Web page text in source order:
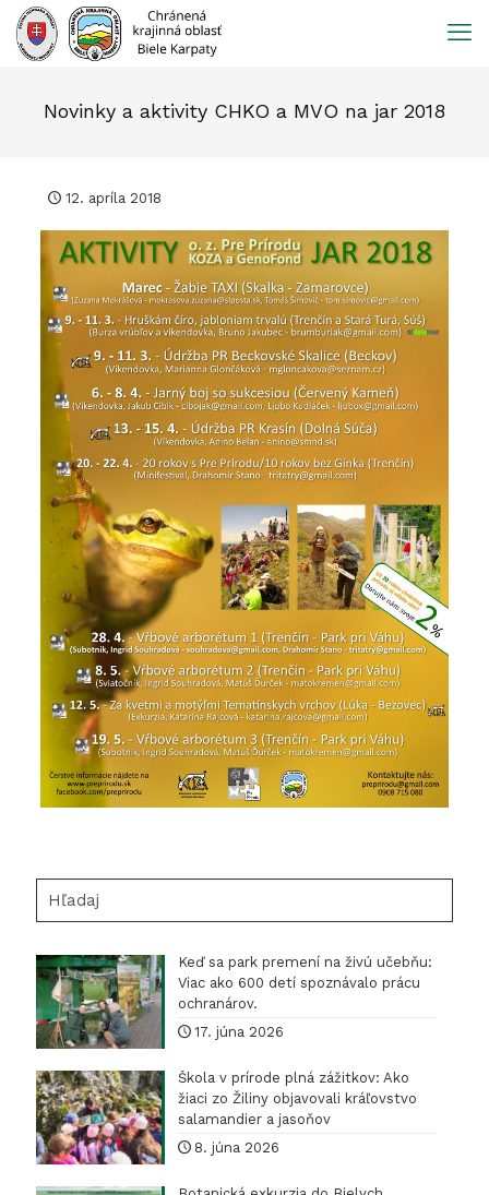
Prejsť
obsah
Novinky a aktivity CHKO a MVO na jar 2018
12. apríla 2018
Keď sa park premení na živú učebňu:
Viac ako 600 detí spoznávalo prácu
ochranárov.
17. júna 2026
Škola v prírode plná zážitkov: Ako
žiaci zo Žiliny objavovali kráľovstvo
salamandier a jasoňov
8. júna 2026